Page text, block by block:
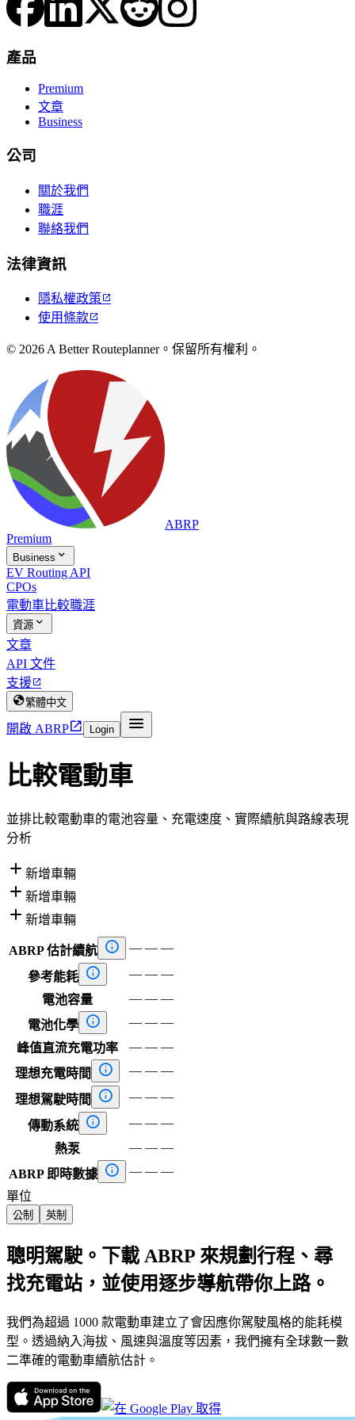
產品
Premium
文章
Business
公司
關於我們
職涯
聯絡我們
法律資訊
隱私權政策 
使用條款
© 2026 A Better Routeplanner。保留所有權利。
ABRP
Premium
Business 
EV Routing API
CPOs
電動車比較職涯
資源 
文章
API 文件
支援
繁體中文
開啟 ABRP Login 
比較電動車
並排比較電動車的電池容量、充電速度、實際續航與路線表現
分析
 新增車輛
 新增車輛
 新增車輛
ABRP 估計續航  — — —
參考能耗  — — —
電池容量
— — —
電池化學  — — —
峰值直流充電功率
— — —
理想充電時間
 — — —
理想駕駛時間  — — —
傳動系統  — — —
熱泵
— — —
ABRP 即時數據  — — —
單位
公制 英制
聰明駕駛。下載 ABRP 來規劃行程、尋
找充電站，並使用逐步導航帶你上路。
我們為超過 1000 款電動車建立了會因應你駕駛風格的能耗模
型。透過納入海拔、風速與溫度等因素，我們擁有全球數一數
二準確的電動車續航估計。